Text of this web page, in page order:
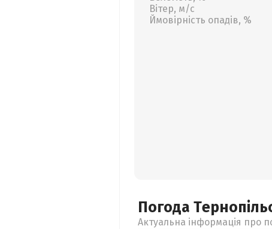
Вітер, м/с
Ймовірність опадів, %
Погода
Актуальна інформація про